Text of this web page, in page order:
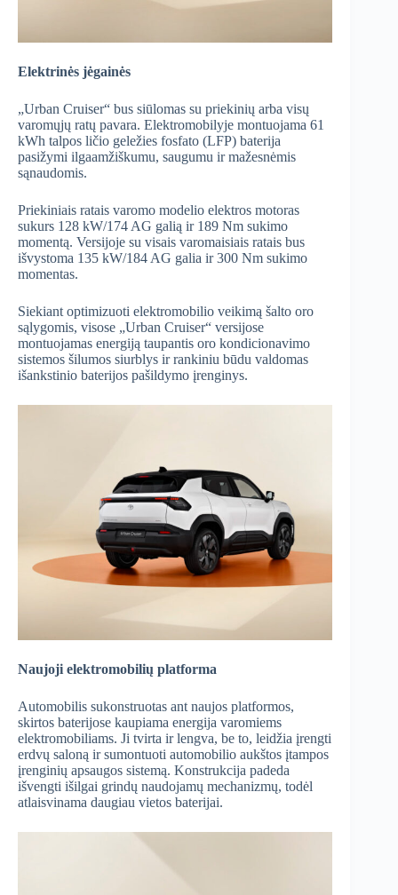
Elektrinės jėgainės
„Urban Cruiser“ bus siūlomas su priekinių arba visų
varomųjų ratų pavara. Elektromobilyje montuojama 61
kWh talpos ličio geležies fosfato (LFP) baterija
pasižymi ilgaamžiškumu, saugumu ir mažesnėmis
sąnaudomis.
Priekiniais ratais varomo modelio elektros motoras
sukurs 128 kW/174 AG galią ir 189 Nm sukimo
momentą. Versijoje su visais varomaisiais ratais bus
išvystoma 135 kW/184 AG galia ir 300 Nm sukimo
momentas.
Siekiant optimizuoti elektromobilio veikimą šalto oro
sąlygomis, visose „Urban Cruiser“ versijose
montuojamas energiją taupantis oro kondicionavimo
sistemos šilumos siurblys ir rankiniu būdu valdomas
išankstinio baterijos pašildymo įrenginys.
Naujoji elektromobilių platforma
Automobilis sukonstruotas ant naujos platformos,
skirtos baterijose kaupiama energija varomiems
elektromobiliams. Ji tvirta ir lengva, be to, leidžia įrengti
erdvų saloną ir sumontuoti automobilio aukštos įtampos
įrenginių apsaugos sistemą. Konstrukcija padeda
išvengti išilgai grindų naudojamų mechanizmų, todėl
atlaisvinama daugiau vietos baterijai.